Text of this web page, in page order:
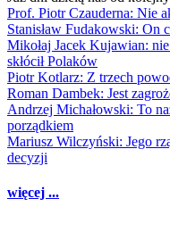
Prof. Piotr Czauderna: Nie
Stanisław Fudakowski: On
Mikołaj Jacek Kujawian:
skłócił Polaków
Piotr Kotlarz: Z trzech
Roman Dambek: Jest
Andrzej Michałowski: To
porządkiem
Mariusz Wilczyński: Jego
decyzji
więcej ...